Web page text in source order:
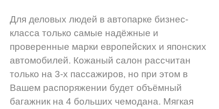
Для деловых людей в автопарке бизнес-
класса только самые надёжные и
проверенные марки европейских и японских
автомобилей. Кожаный салон рассчитан
только на 3-х пассажиров, но при этом в
Вашем распоряжении будет объёмный
багажник на 4 больших чемодана. Мягкая